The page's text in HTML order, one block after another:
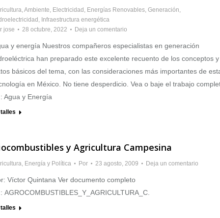
Ambiente Electricidad Energías Renovables Generación
Infraestructura energética
jose 28 octubre, 2022 Deja un comentario
y energía Nuestros compañeros especialistas en generación
han preparado este excelente recuento de los conceptos y
básicos del tema, con las consideraciones más importantes de
en México. No tiene desperdicio. Vea o baje el trabajo
Agua y Energía
y Agricultura Campesina
, Energía y Política Por 23 agosto, 2009 Deja un comentario
Víctor Quintana Ver documento completo
AGROCOMBUSTIBLES_Y_AGRICULTURA_C.